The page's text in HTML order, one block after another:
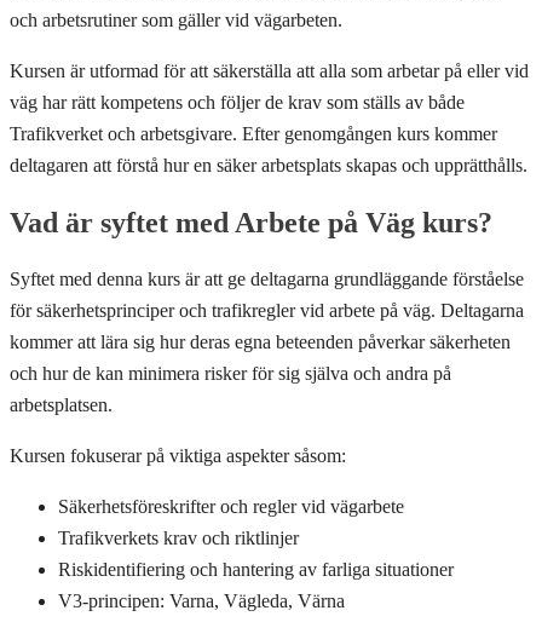
och arbetsrutiner som gäller vid vägarbeten.
Kursen är utformad för att säkerställa att alla som arbetar på eller vid
väg har rätt kompetens och följer de krav som ställs av både
Trafikverket och arbetsgivare. Efter genomgången kurs kommer
deltagaren att förstå hur en säker arbetsplats skapas och upprätthålls.
Vad är syftet med Arbete på Väg kurs?
Syftet med denna kurs är att ge deltagarna grundläggande förståelse
för säkerhetsprinciper och trafikregler vid arbete på väg. Deltagarna
kommer att lära sig hur deras egna beteenden påverkar säkerheten
och hur de kan minimera risker för sig själva och andra på
arbetsplatsen.
Kursen fokuserar på viktiga aspekter såsom:
Säkerhetsföreskrifter och regler vid vägarbete
Trafikverkets krav och riktlinjer
Riskidentifiering och hantering av farliga situationer
V3-principen: Varna, Vägleda, Värna